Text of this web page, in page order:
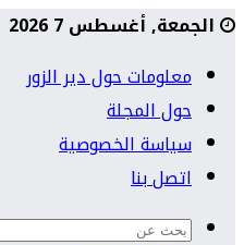
الجمعة, أغسطس 7 2026
معلومات حول دير الزور
حول المجلة
سياسة الخصوصية
اتصل بنا